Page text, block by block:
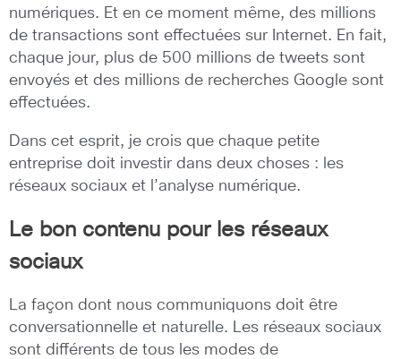
numériques. Et en ce moment même, des millions
de transactions sont effectuées sur Internet. En fait,
chaque jour, plus de 500 millions de tweets sont
envoyés et des millions de recherches Google sont
effectuées.
Dans cet esprit, je crois que chaque petite
entreprise doit investir dans deux choses : les
réseaux sociaux et l’analyse numérique.
Le bon contenu pour les réseaux
sociaux
La façon dont nous communiquons doit être
conversationnelle et naturelle. Les réseaux sociaux
sont différents de tous les modes de